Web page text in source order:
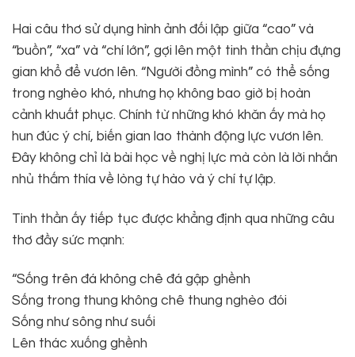
Hai câu thơ sử dụng hình ảnh đối lập giữa “cao” và
“buồn”, “xa” và “chí lớn”, gợi lên một tinh thần chịu đựng
gian khổ để vươn lên. “Người đồng mình” có thể sống
trong nghèo khó, nhưng họ không bao giờ bị hoàn
cảnh khuất phục. Chính từ những khó khăn ấy mà họ
hun đúc ý chí, biến gian lao thành động lực vươn lên.
Đây không chỉ là bài học về nghị lực mà còn là lời nhắn
nhủ thấm thía về lòng tự hào và ý chí tự lập.
Tinh thần ấy tiếp tục được khẳng định qua những câu
thơ đầy sức mạnh:
“Sống trên đá không chê đá gập ghềnh
Sống trong thung không chê thung nghèo đói
Sống như sông như suối
Lên thác xuống ghềnh